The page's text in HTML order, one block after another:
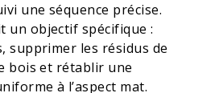
une séquence précise.
un objectif spécifique :
supprimer les résidus de
bois et rétablir une
à l’aspect mat.